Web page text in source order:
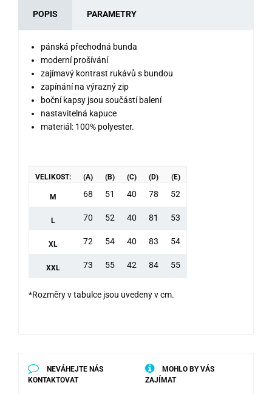
POPIS PARAMETRY
pánská přechodná bunda
moderní prošívání
zajímavý kontrast rukávů s bundou
zapínání na výrazný zip
boční kapsy jsou součástí balení
nastavitelná kapuce
materiál: 100% polyester.
VELIKOST: (A) (B) (C) (D) (E)
M 68 51 40 78 52
L 70 52 40 81 53
XL 72 54 40 83 54
XXL 73 55 42 84 55
*Rozměry v tabulce jsou uvedeny v cm.
NEVÁHEJTE NÁS
KONTAKTOVAT
MOHLO BY VÁS
ZAJÍMAT